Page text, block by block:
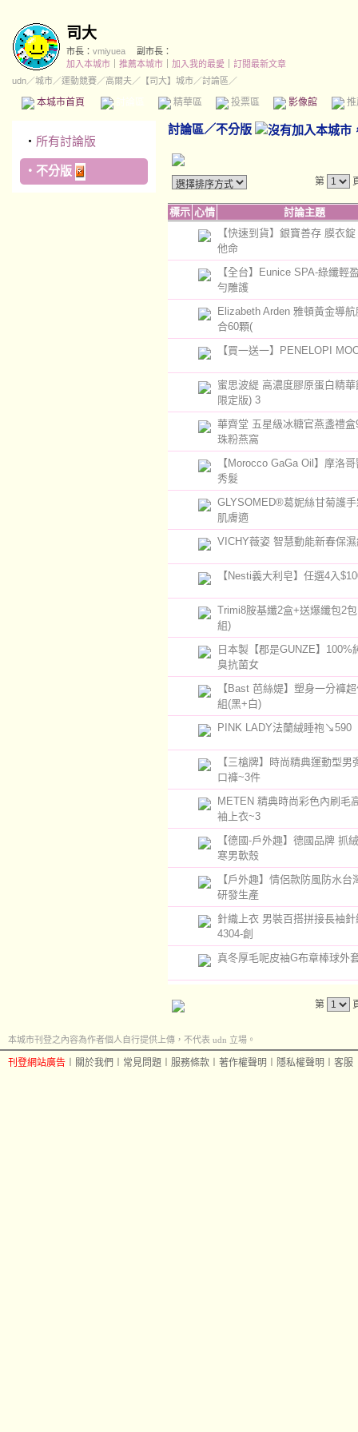
司大
市長： vmiyuea
副市長：
加入本城市
推薦本城市 加入我的最愛
訂閱最新文章
udn／城市／運動競賽／高爾夫／ 【司大】城市／討論區／
本城市首頁 精華區 投票區 影像館
‧ 所有討論版
‧ 不分版
討論區／不分版
第
標示 心情
討論主題
【快速到貨】銀寶善存 膜衣
他命
【全台】Eunice SPA-綠纖輕
勻雕護
Elizabeth Arden 雅頓黃金導
合60顆(
【買一送一】PENELOPI
蜜思波緹 高濃度膠原蛋白精華
限定版) 3
華齊堂 五星級冰糖官燕盞禮
珠粉燕窩
【Morocco GaGa Oil】摩洛
秀髮
GLYSOMED®葛妮絲甘菊護
肌膚適
VICHY薇姿 智慧動能新春保
【Nesti義大利皂】任選4入
Trimi8胺基纖2盒+送爆纖包2
組)
日本製【郡是GUNZE】100%
臭抗菌女
【Bast 芭絲媞】塑身一分褲
組(黑+白)
PINK LADY法蘭絨睡袍↘590
【三槍牌】時尚精典運動型男
口褲~3件
METEN 精典時尚彩色內刷毛
袖上衣~3
【德國-戶外趣】德國品牌 抓
寒男軟殼
【戶外趣】情侶款防風防水台
研發生產
針織上衣 男裝百搭拼接長袖
4304-創
真冬厚毛呢皮袖G布章棒球外
第
本城市刊登之內容為作者個人自行提供上傳，不代表 udn 立場。
刊登網站廣告 關於我們 常見問題 服務條款 著作權聲明 隱私權聲明 客服